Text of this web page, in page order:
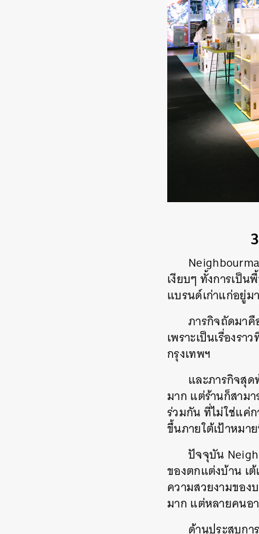
เงียบๆ ทั้งการเป็
แบรนด์เก่าแก่อยู่
ภารกิจถัดมาคื
เพราะเป็นเรื่องร
กรุงเทพฯ
และภารกิจสุด
มาก แต่ร้านก็สาม
ร่วมกัน ที่ไม่ใช่แค่ก
ขึ้นภายใต้เป้าหมา
ปัจจุบัน
ของตกแต่งบ้าน เ
ความสวยงามขอ
มาก แต่หลายคนอ
ด้านประสบกา